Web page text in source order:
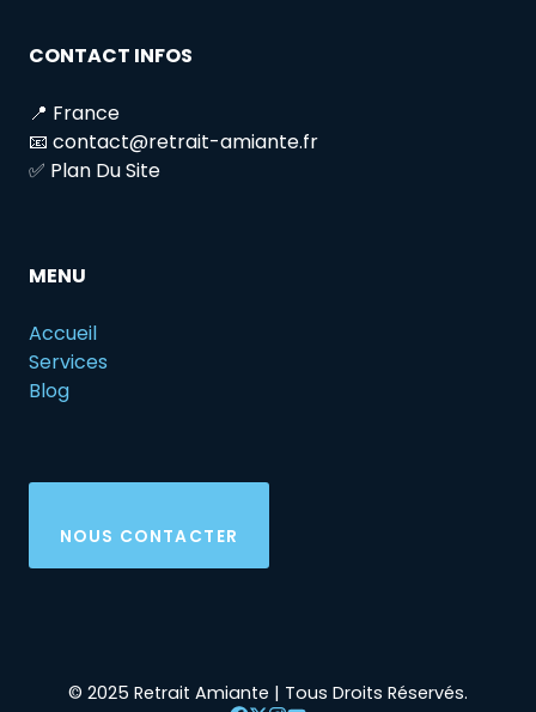
CONTACT INFOS
📍 France
📧 contact@retrait-amiante.fr
✅ Plan Du Site
MENU
Accueil
Services
Blog
NOUS CONTACTER
© 2025 Retrait Amiante | Tous Droits Réservés.